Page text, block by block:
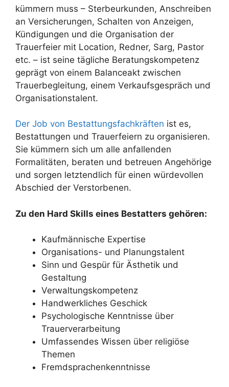
kümmern muss – Sterbeurkunden, Anschreiben
an Versicherungen, Schalten von Anzeigen,
Kündigungen und die Organisation der
Trauerfeier mit Location, Redner, Sarg, Pastor
etc. – ist seine tägliche Beratungskompetenz
geprägt von einem Balanceakt zwischen
Trauerbegleitung, einem Verkaufsgespräch und
Organisationstalent.
Der Job von Bestattungsfachkräften ist es,
Bestattungen und Trauerfeiern zu organisieren.
Sie kümmern sich um alle anfallenden
Formalitäten, beraten und betreuen Angehörige
und sorgen letztendlich für einen würdevollen
Abschied der Verstorbenen.
Zu den Hard Skills eines Bestatters gehören:
Kaufmännische Expertise
Organisations- und Planungstalent
Sinn und Gespür für Ästhetik und
Gestaltung
Verwaltungskompetenz
Handwerkliches Geschick
Psychologische Kenntnisse über
Trauerverarbeitung
Umfassendes Wissen über religiöse
Themen
Fremdsprachenkenntnisse